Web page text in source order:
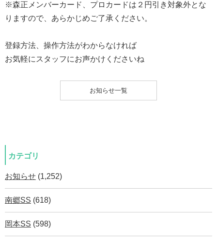
※森正メンバーカード、プロカードは２円引き対象外とな
りますので、あらかじめご了承ください。
登録方法、操作方法がわからなければ
お気軽にスタッフにお声かけくださいね
お知らせ一覧
カテゴリ
お知らせ (1,252)
南郷SS (618)
岡本SS (598)